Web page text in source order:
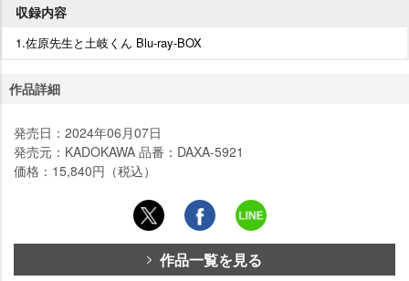
収録内容
1.佐原先生と土岐くん Blu-ray-BOX
作品詳細
発売日：2024年06月07日
発売元：KADOKAWA 品番：DAXA-5921
価格：15,840円（税込）
作品一覧を見る